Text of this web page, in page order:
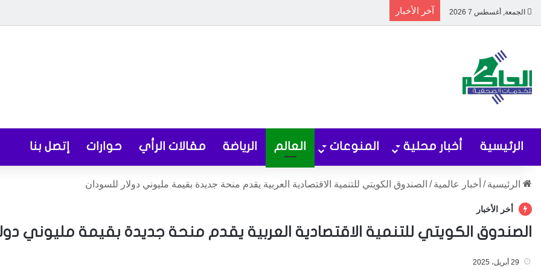
الجمعة, أغسطس 7 2026 آخر الأخبار
الرئيسية أخبار محلية المنوعات العالم الرياضة مقالات الرأي حوارات إتصل بنا
الرئيسية / أخبار عالمية / الصندوق الكويتي للتنمية الاقتصادية العربية يقدم منحة جديدة بقيمة مليوني دولار للسودان
أخر الأخبار
الصندوق الكويتي للتنمية الاقتصادية العربية يقدم منحة جديدة بقيمة مليوني
29 أبريل، 2025